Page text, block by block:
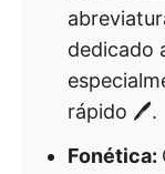
dedicado
rápido 🖊️.
Fonética: